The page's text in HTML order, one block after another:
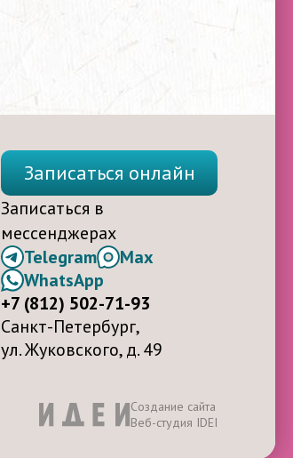
Записаться онлайн
Записаться в
мессенджерах
Telegram
Max
WhatsApp
+7 (812) 502-71-93
Санкт-Петербург,
ул. Жуковского, д. 49
Создание сайта
Веб-студия IDEI